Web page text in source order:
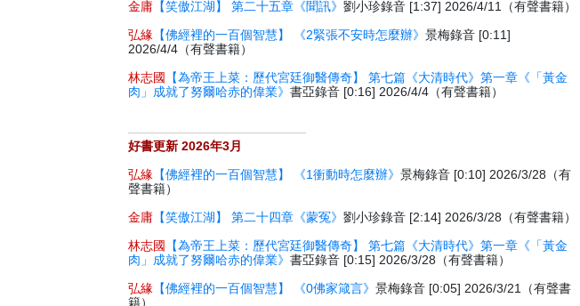
金庸 【笑傲江湖】 第二十五章《聞訊》劉小珍錄音 [1:37] 2026/4/11（有聲書籍）
弘緣 【佛經裡的一百個智慧】 《2緊張不安時怎麼辦》景梅錄音 [0:11]
2026/4/4（有聲書籍）
林志國
【為帝王上菜：歷代宮廷御醫傳奇】 第七篇《大清時代》第一章《「黃金
肉」成就了努爾哈赤的偉業》書亞錄音 [0:16] 2026/4/4（有聲書籍）
好書更新 2026年3月
弘緣 【佛經裡的一百個智慧】 《1衝動時怎麼辦》景梅錄音 [0:10] 2026/3/28（有
聲書籍）
金庸 【笑傲江湖】 第二十四章《蒙冤》劉小珍錄音 [2:14] 2026/3/28（有聲書籍）
林志國
【為帝王上菜：歷代宮廷御醫傳奇】 第七篇《大清時代》第一章《「黃金
肉」成就了努爾哈赤的偉業》書亞錄音 [0:15] 2026/3/28（有聲書籍）
弘緣 【佛經裡的一百個智慧】 《0佛家箴言》景梅錄音 [0:05] 2026/3/21（有聲書
籍）